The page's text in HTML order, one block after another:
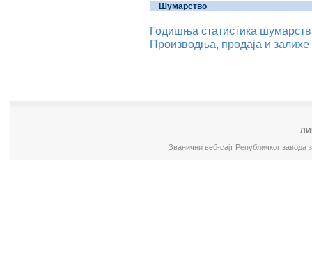
Шумарство
Годишња статистика
Производња, продаја и
Званични веб-сајт Републичког